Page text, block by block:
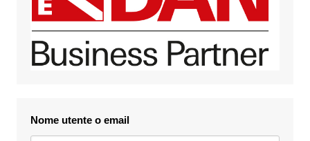
Nome utente o email